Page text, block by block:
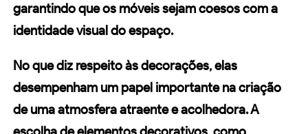
garantindo que os móveis sejam coesos com a
identidade visual do espaço.
No que diz respeito às decorações, elas
desempenham um papel importante na criação
de uma atmosfera atraente e acolhedora. A